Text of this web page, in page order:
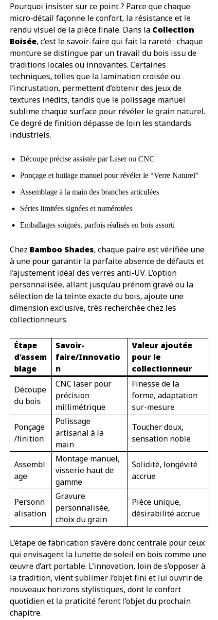
Pourquoi insister sur ce point ? Parce que chaque
micro-détail façonne le confort, la résistance et le
rendu visuel de la pièce finale. Dans la Collection
Boisée, c’est le savoir-faire qui fait la rareté : chaque
monture se distingue par un travail du bois issu de
traditions locales ou innovantes. Certaines
techniques, telles que la lamination croisée ou
l’incrustation, permettent d’obtenir des jeux de
textures inédits, tandis que le polissage manuel
sublime chaque surface pour révéler le grain naturel.
Ce degré de finition dépasse de loin les standards
industriels.
Découpe précise assistée par Laser ou CNC
Ponçage et huilage manuel pour révéler le “Verre Naturel”
Assemblage à la main des branches articulées
Séries limitées signées et numérotées
Emballages soignés, parfois réalisés en bois assorti
Chez Bamboo Shades, chaque paire est vérifiée une
à une pour garantir la parfaite absence de défauts et
l’ajustement idéal des verres anti-UV. L’option
personnalisée, allant jusqu’au prénom gravé ou la
sélection de la teinte exacte du bois, ajoute une
dimension exclusive, très recherchée chez les
collectionneurs.
Étape
d’assem
blage
Savoir-
faire/Innovatio
n
Valeur ajoutée
pour le
collectionneur
Découpe
du bois
CNC laser pour
précision
millimétrique
Finesse de la
forme, adaptation
sur-mesure
Ponçage
/finition
Polissage
artisanal à la
main
Toucher doux,
sensation noble
Assembl
age
Montage manuel,
visserie haut de
gamme
Solidité, longévité
accrue
Personn
alisation
Gravure
personnalisée,
choix du grain
Pièce unique,
désirabilité accrue
L’étape de fabrication s’avère donc centrale pour ceux
qui envisagent la lunette de soleil en bois comme une
œuvre d’art portable. L’innovation, loin de s’opposer à
la tradition, vient sublimer l’objet fini et lui ouvrir de
nouveaux horizons stylistiques, dont le confort
quotidien et la praticité feront l’objet du prochain
chapitre.